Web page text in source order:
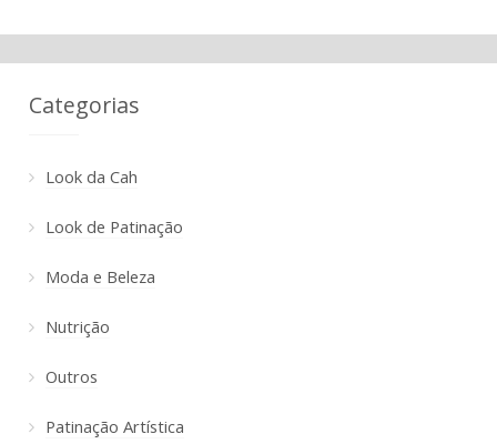
Categorias
Look da Cah
Look de Patinação
Moda e Beleza
Nutrição
Outros
Patinação Artística